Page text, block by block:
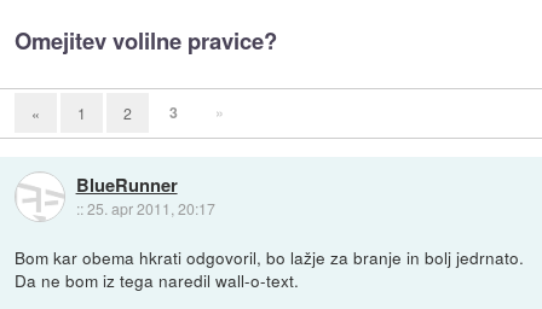
Omejitev volilne pravice?
« 1 2 3 »
BlueRunner
::25. apr 2011, 20:17
Bom kar obema hkrati odgovoril, bo lažje za branje in bolj jedrnato.
Da ne bom iz tega naredil wall-o-text.